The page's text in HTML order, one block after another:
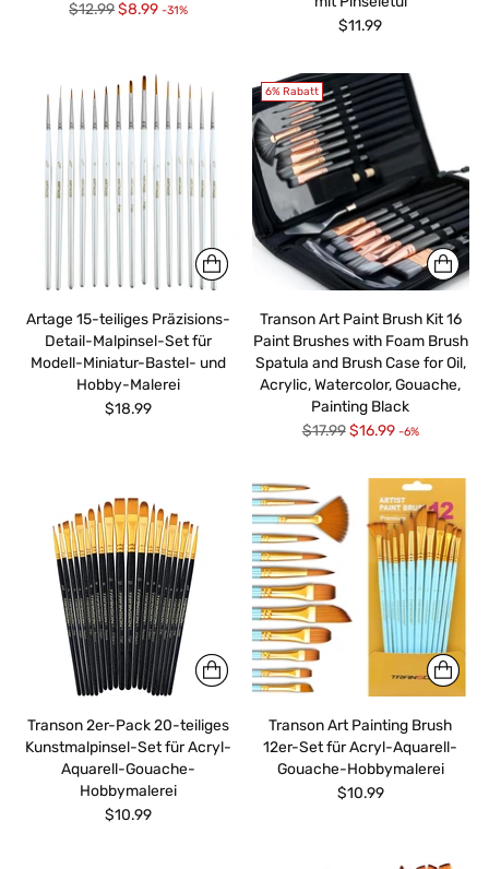
Regulärer
$12.99$8.99 -31%
$11.99
Artage 15-teiliges Präzisions-
Detail-Malpinsel-Set für
Modell-Miniatur-Bastel- und
Hobby-Malerei
$18.99
6% Rabatt
Transon Art Paint Brush Kit 16
Paint Brushes with Foam Brush
Spatula and Brush Case for Oil,
Acrylic, Watercolor, Gouache,
Painting Black
Regulärer
$17.99 $16.99 -6%
Transon 2er-Pack 20-teiliges
Kunstmalpinsel-Set für Acryl-
Aquarell-Gouache-
Hobbymalerei
$10.99
Transon Art Painting Brush
12er-Set für Acryl-Aquarell-
Gouache-Hobbymalerei
$10.99